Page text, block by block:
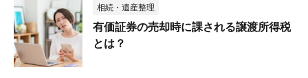
相続・遺産整理
有価証券の売却時に課される譲渡所得税
とは？